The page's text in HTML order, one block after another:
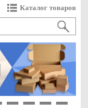
Каталог товаров